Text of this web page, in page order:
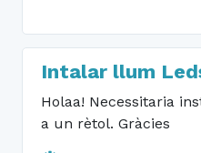
Intalar llum
Holaa! Necessitaria
a un rètol. Gràcies